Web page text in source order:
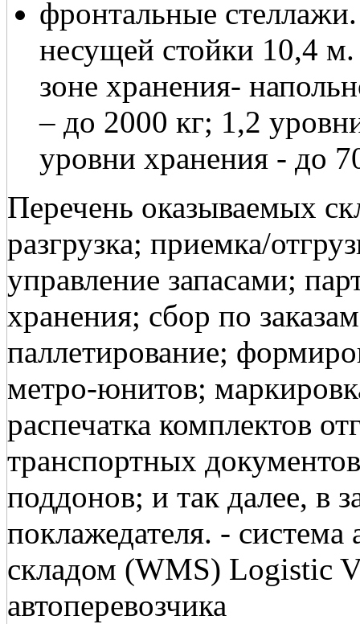
фронтальные
несущей стойки 10,4
зоне хранения-
– до 2000 кг; 1,2
уровни хранения - до
Перечень оказываемых
разгрузка; приемка/
управление запасами;
хранения; сбор по
паллетирование;
метро-юнитов;
распечатка комплектов
транспортных
поддонов; и так далее, в
поклажедателя. - система
складом (WMS) Logistic
автоперевозчика